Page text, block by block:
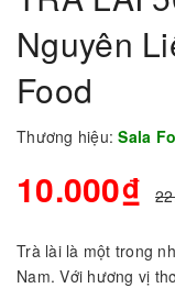
Nguyên
Food
Thương hiệu: Sala
10.000₫
Trà lài là một trong
Nam. Với hương vị